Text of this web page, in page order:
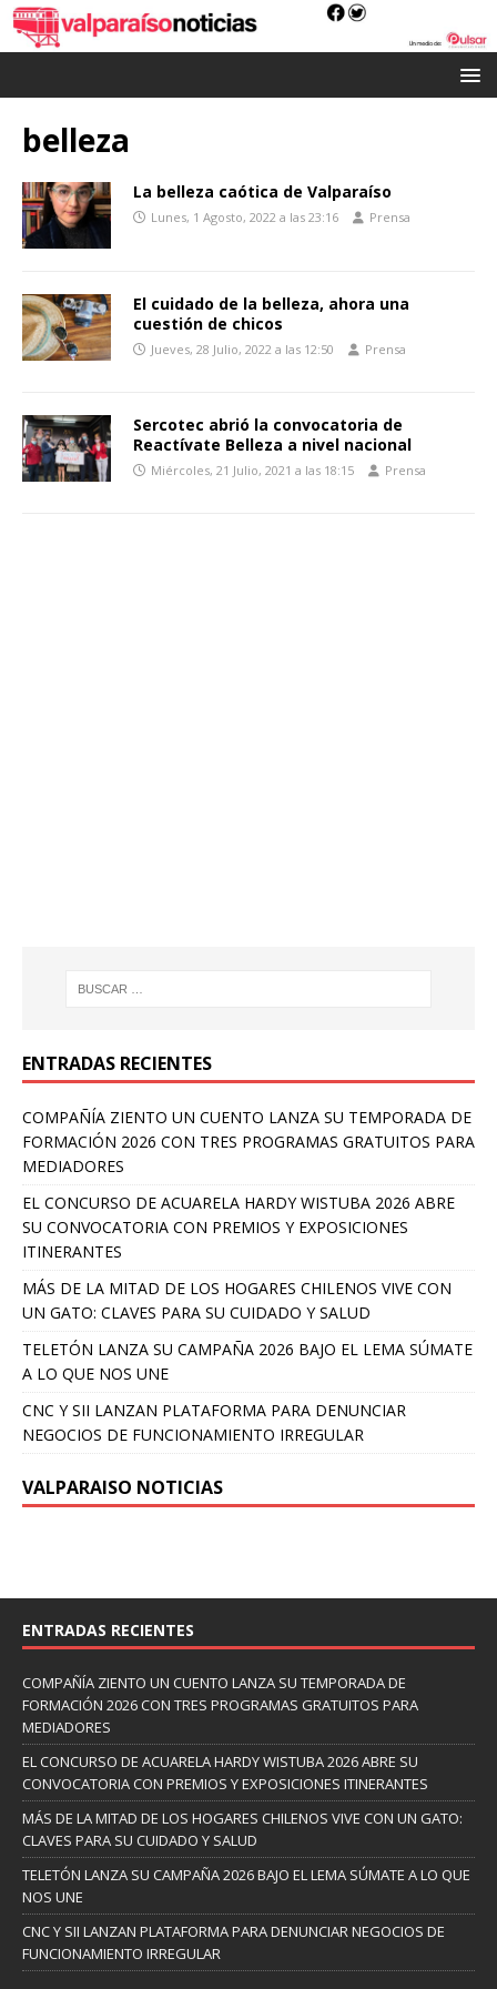
belleza
La belleza caótica de Valparaíso
Lunes, 1 Agosto, 2022 a las 23:16 Prensa
El cuidado de la belleza, ahora una
cuestión de chicos
Jueves, 28 Julio, 2022 a las 12:50 Prensa
Sercotec abrió la convocatoria de
Reactívate Belleza a nivel nacional
Miércoles, 21 Julio, 2021 a las 18:15 Prensa
ENTRADAS RECIENTES
COMPAÑÍA ZIENTO UN CUENTO LANZA SU TEMPORADA DE
FORMACIÓN 2026 CON TRES PROGRAMAS GRATUITOS PARA
MEDIADORES
EL CONCURSO DE ACUARELA HARDY WISTUBA 2026 ABRE
SU CONVOCATORIA CON PREMIOS Y EXPOSICIONES
ITINERANTES
MÁS DE LA MITAD DE LOS HOGARES CHILENOS VIVE CON
UN GATO: CLAVES PARA SU CUIDADO Y SALUD
TELETÓN LANZA SU CAMPAÑA 2026 BAJO EL LEMA SÚMATE
A LO QUE NOS UNE
CNC Y SII LANZAN PLATAFORMA PARA DENUNCIAR
NEGOCIOS DE FUNCIONAMIENTO IRREGULAR
VALPARAISO NOTICIAS
ENTRADAS RECIENTES
COMPAÑÍA ZIENTO UN CUENTO LANZA SU TEMPORADA DE
FORMACIÓN 2026 CON TRES PROGRAMAS GRATUITOS PARA
MEDIADORES
EL CONCURSO DE ACUARELA HARDY WISTUBA 2026 ABRE SU
CONVOCATORIA CON PREMIOS Y EXPOSICIONES ITINERANTES
MÁS DE LA MITAD DE LOS HOGARES CHILENOS VIVE CON UN GATO:
CLAVES PARA SU CUIDADO Y SALUD
TELETÓN LANZA SU CAMPAÑA 2026 BAJO EL LEMA SÚMATE A LO QUE
NOS UNE
CNC Y SII LANZAN PLATAFORMA PARA DENUNCIAR NEGOCIOS DE
FUNCIONAMIENTO IRREGULAR